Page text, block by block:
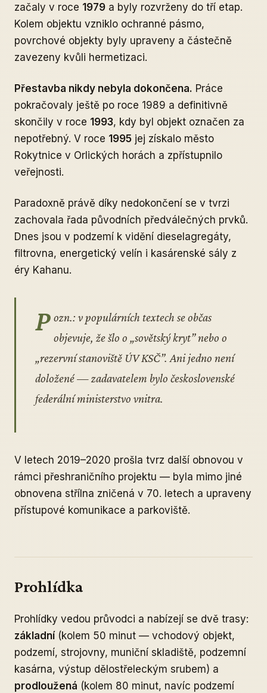
začaly v roce 1979 a byly rozvrženy do tří etap.
Kolem objektu vzniklo ochranné pásmo,
povrchové objekty byly upraveny a částečně
zavezeny kvůli hermetizaci.
Přestavba nikdy nebyla dokončena. Práce
pokračovaly ještě po roce 1989 a definitivně
skončily v roce 1993, kdy byl objekt označen za
nepotřebný. V roce 1995 jej získalo město
Rokytnice v Orlických horách a zpřístupnilo
veřejnosti.
Paradoxně právě díky nedokončení se v tvrzi
zachovala řada původních předválečných prvků.
Dnes jsou v podzemí k vidění dieselagregáty,
filtrovna, energetický velín i kasárenské sály z
éry Kahanu.
P ozn.: v populárních textech se občas
objevuje, že šlo o „sovětský kryt” nebo o
„rezervní stanoviště ÚV KSČ”. Ani jedno není
doložené — zadavatelem bylo československé
federální ministerstvo vnitra.
V letech 2019–2020 prošla tvrz další obnovou v
rámci přeshraničního projektu — byla mimo jiné
obnovena střílna zničená v 70. letech a upraveny
přístupové komunikace a parkoviště.
Prohlídka
Prohlídky vedou průvodci a nabízejí se dvě trasy:
základní(kolem 50 minut — vchodový objekt,
podzemí, strojovny, muniční skladiště, podzemní
kasárna, výstup dělostřeleckým srubem) a
prodloužená (kolem 80 minut, navíc podzemí